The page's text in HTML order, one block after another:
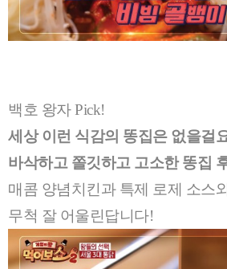
백호 왕자 Pick!
세상 이런 식감의 똥집은 없을걸
바삭하고 쫄깃하고 고소한 똥집
매콤 양념치킨과 특제 로제 소스
무척 잘 어울린답니다!